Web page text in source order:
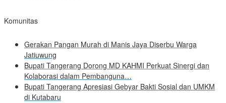
Komunitas
Gerakan Pangan Murah di Manis Jaya Diserbu Warga
Jatiuwung
Bupati Tangerang Dorong MD KAHMI Perkuat Sinergi dan
Kolaborasi dalam Pembanguna…
Bupati Tangerang Apresiasi Gebyar Bakti Sosial dan UMKM
di Kutabaru